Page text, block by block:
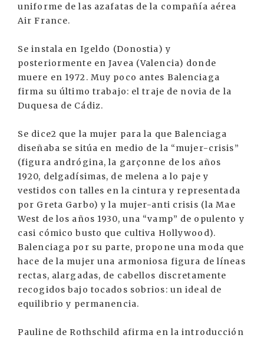
uniforme de las azafatas de la compañía aérea
Air France.
Se instala en Igeldo (Donostia) y
posteriormente en Javea (Valencia) donde
muere en 1972. Muy poco antes Balenciaga
firma su último trabajo: el traje de novia de la
Duquesa de Cádiz.
Se dice2 que la mujer para la que Balenciaga
diseñaba se sitúa en medio de la “mujer-crisis”
(figura andrógina, la garçonne de los años
1920, delgadísimas, de melena a lo paje y
vestidos con talles en la cintura y representada
por Greta Garbo) y la mujer-anti crisis (la Mae
West de los años 1930, una “vamp” de opulento y
casi cómico busto que cultiva Hollywood).
Balenciaga por su parte, propone una moda que
hace de la mujer una armoniosa figura de líneas
rectas, alargadas, de cabellos discretamente
recogidos bajo tocados sobrios: un ideal de
equilibrio y permanencia.
Pauline de Rothschild afirma en la introducción